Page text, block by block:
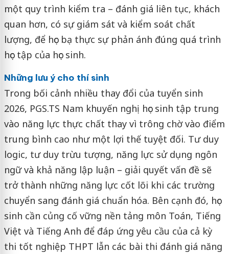
một quy trình kiểm tra – đánh giá liên tục, khách
quan hơn, có sự giám sát và kiểm soát chất
lượng, để học bạ thực sự phản ánh đúng quá trình
học tập của học sinh.
Những lưu ý cho thí sinh
Trong bối cảnh nhiều thay đổi của tuyển sinh
2026, PGS.TS Nam khuyến nghị học sinh tập trung
vào năng lực thực chất thay vì trông chờ vào điểm
trung bình cao như một lợi thế tuyệt đối. Tư duy
logic, tư duy trừu tượng, năng lực sử dụng ngôn
ngữ và khả năng lập luận – giải quyết vấn đề sẽ
trở thành những năng lực cốt lõi khi các trường
chuyển sang đánh giá chuẩn hóa. Bên cạnh đó, học
sinh cần củng cố vững nền tảng môn Toán, Tiếng
Việt và Tiếng Anh để đáp ứng yêu cầu của cả kỳ
thi tốt nghiệp THPT lẫn các bài thi đánh giá năng